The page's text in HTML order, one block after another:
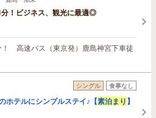
分！ビジネス、観光に最適◎
高速バス（東京発）鹿島神宮下車徒
シングル 食事なし
ホテルにシンプルステイ♪【素泊まり 】